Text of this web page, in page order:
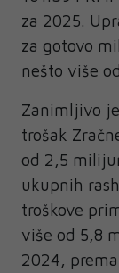
za 2025.
za gotovo
nešto više
Zanimljivo
trošak
od 2,5
ukupnih
troškove
više od 5,8
2024,